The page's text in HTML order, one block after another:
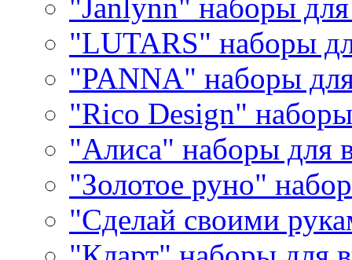
"Janlynn" наборы
"LUTARS" наборы
"PANNA" наборы
"Rico Design"
"Алиса" наборы для
"Золотое руно"
"Сделай своими